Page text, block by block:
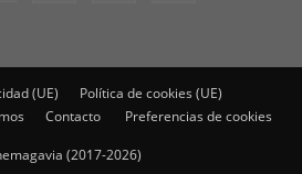
(UE)
Política de cookies (UE)
Contacto Preferencias de cookies
(2017-2026)